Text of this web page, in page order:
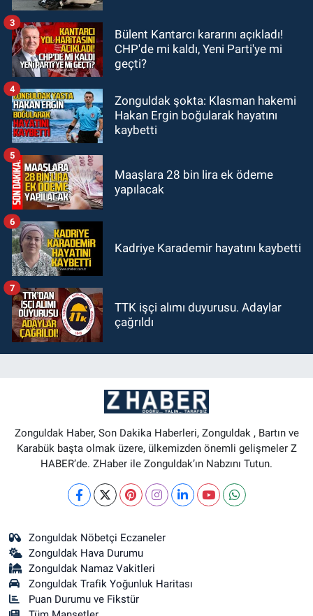
GÜNDEM
22:40Mustafa Çağlayan, Hakan
Ergin’in ailesine taziye ziyaretinde
Bülent Kantarcı kararını açıkladı!
CHP'de mi kaldı, Yeni Parti'ye mi
geçti?
3
Zonguldak şokta: Klasman hakemi
Hakan Ergin boğularak hayatını
kaybetti
4
Maaşlara 28 bin lira ek ödeme
yapılacak
5
Kadriye Karademir hayatını kaybetti
6
TTK işçi alımı duyurusu. Adaylar
çağrıldı
7
Zonguldak Haber, Son Dakika Haberleri, Zonguldak , Bartın ve
Karabük başta olmak üzere, ülkemizden önemli gelişmeler Z
HABER’de. ZHaber ile Zonguldak’ın Nabzını Tutun.
Zonguldak Nöbetçi Eczaneler
Zonguldak Hava Durumu
Zonguldak Namaz Vakitleri
Zonguldak Trafik Yoğunluk Haritası
Puan Durumu ve Fikstür